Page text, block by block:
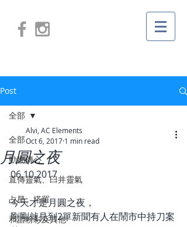
Post
全部
動物傳心
直傳靈氣、臼井靈氣
占星、塔羅
和諧粉彩及其他
全部
月圓之夜
Alvi, AC Elements
Oct 6, 2017 1 min read
06.10.2017
今天才是月圓之夜，
剛剛就見到2單新聞有人在鬧市中持刀案